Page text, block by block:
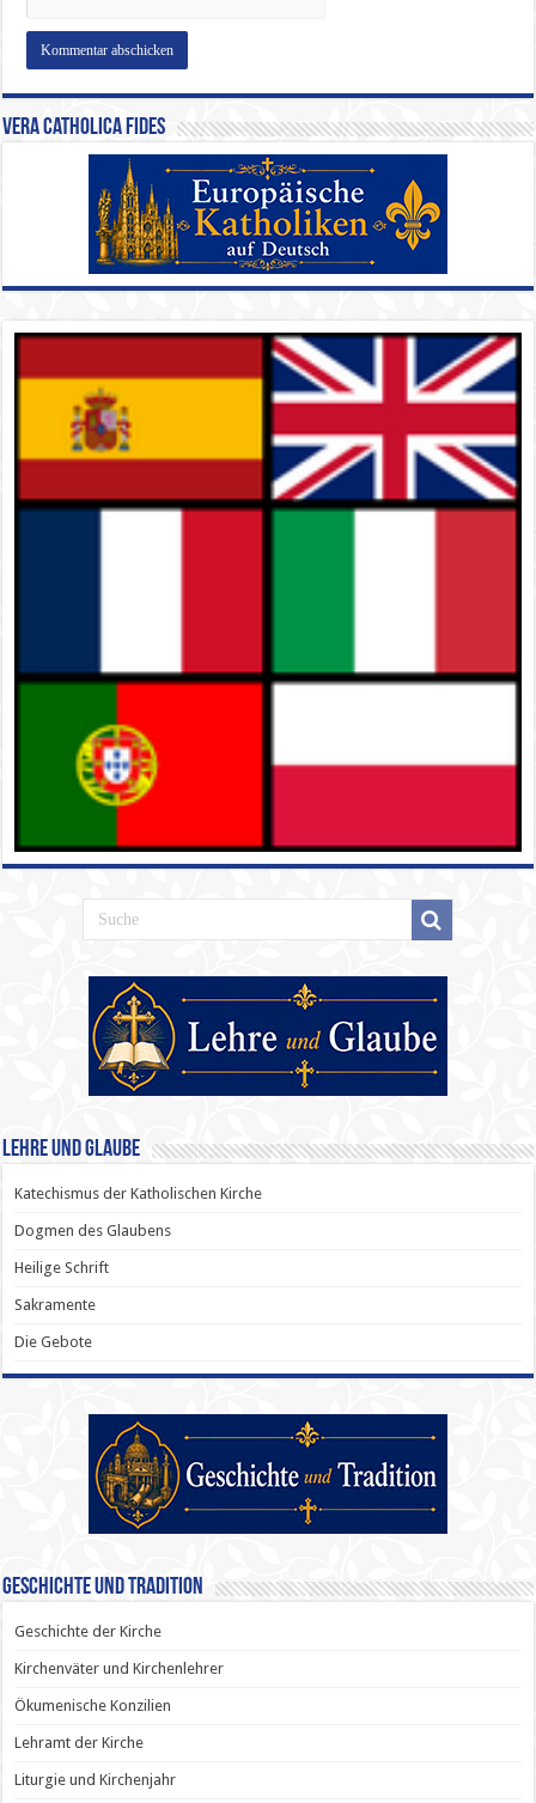
Vera Catholica Fides
Lehre und Glaube
Katechismus der Katholischen Kirche
Dogmen des Glaubens
Heilige Schrift
Sakramente
Die Gebote
Geschichte und Tradition
Geschichte der Kirche
Kirchenväter und Kirchenlehrer
Ökumenische Konzilien
Lehramt der Kirche
Liturgie und Kirchenjahr